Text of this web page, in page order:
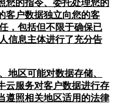
您的指令、委托处理您的
客户数据独立向您的客
，包括但不限于确保已
信息主体进行了充分告
地区可能对数据存储、
云服务对客户数据进行存
遵照相关地区适用的法律